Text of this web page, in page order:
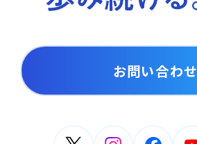
お問い合わせ